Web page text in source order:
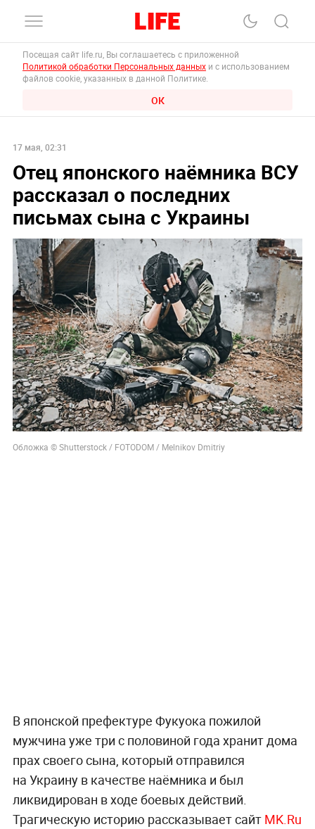
Посещая сайт life.ru, Вы соглашаетесь с приложенной
Политикой обработки Персональных данных и с использованием
файлов cookie, указанных в данной Политике.
ОК
17 мая, 02:31
Отец японского наёмника ВСУ
рассказал о последних
письмах сына с Украины
Обложка © Shutterstock / FOTODOM / Melnikov Dmitriy
В японской префектуре Фукуока пожилой
мужчина уже три с половиной года хранит дома
прах своего сына, который отправился
на Украину в качестве наёмника и был
ликвидирован в ходе боевых действий.
Трагическую историю рассказывает сайт MK.Ru